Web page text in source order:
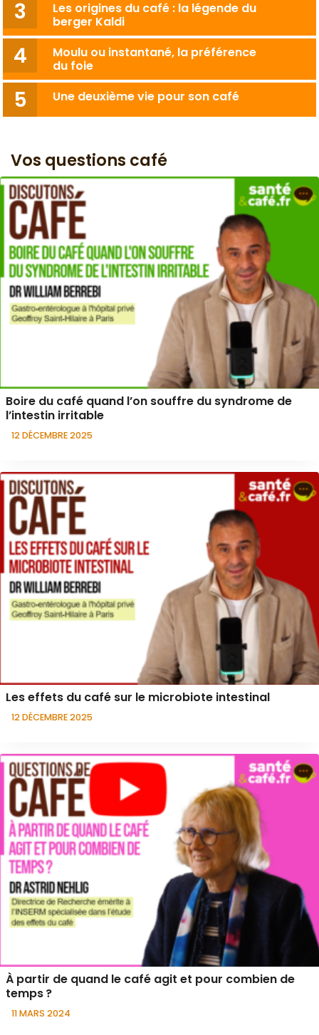
Les origines du café : la légende du
berger Kaldi
Moulu ou instantané, la préférence
du foie
Une deuxième vie pour son café
Vos questions café
Boire du café quand l’on souffre du syndrome de
l’intestin irritable
12 DÉCEMBRE 2025
Les effets du café sur le microbiote intestinal
12 DÉCEMBRE 2025
À partir de quand le café agit et pour combien de
temps ?
11 MARS 2024